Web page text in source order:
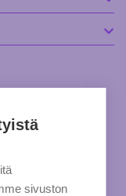
sivuston